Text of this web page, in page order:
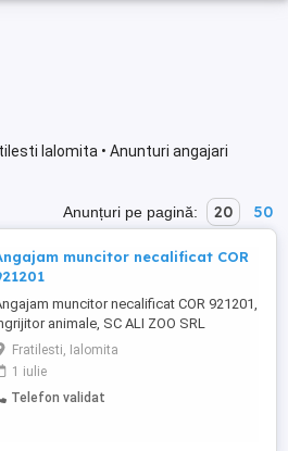
Ialomita • Anunturi angajari
Anunțuri pe pagină: 20 50
muncitor necalificat COR
muncitor necalificat COR 921201,
animale, SC ALI ZOO SRL
,JUD IALOMITA
Fratilesti, Ialomita
1 iulie
Telefon validat